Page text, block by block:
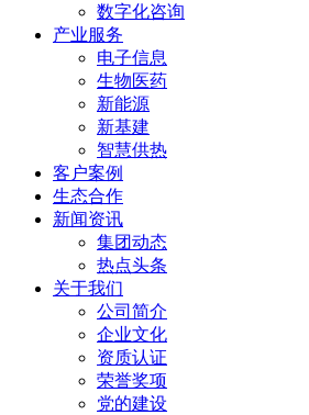
数字化咨询
产业服务
电子信息
生物医药
新能源
新基建
智慧供热
客户案例
生态合作
新闻资讯
集团动态
热点头条
关于我们
公司简介
企业文化
资质认证
荣誉奖项
党的建设